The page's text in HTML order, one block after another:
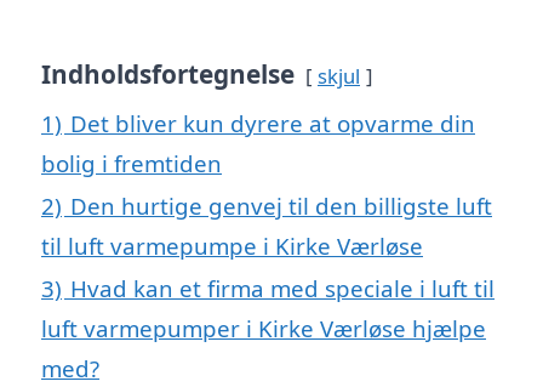
Indholdsfortegnelse skjul
1) Det bliver kun dyrere at opvarme din
bolig i fremtiden
2) Den hurtige genvej til den billigste luft
til luft varmepumpe i Kirke Værløse
3) Hvad kan et firma med speciale i luft til
luft varmepumper i Kirke Værløse hjælpe
med?